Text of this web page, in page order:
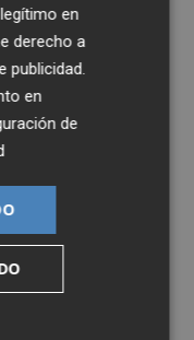
en
derecho a
publicidad.
en
de